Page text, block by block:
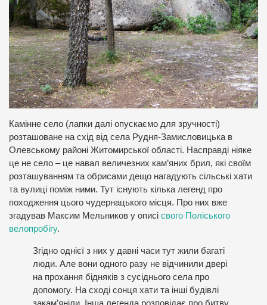
Камінне село (лапки далі опускаємо для зручності)
розташоване на схід від села Рудня-Замисловицька в
Олевському районі Житомирської області. Насправді ніяке
це не село – це навал величезних кам’яних брил, які своїм
розташуванням та обрисами дещо нагадують сільські хати
та вулиці поміж ними. Тут існують кілька легенд про
походження цього чудернацького місця. Про них вже
згадував Максим Мельников у описі свого Поліського
велопробігу.
Згідно однієї з них у давні часи тут жили багаті
люди. Але вони одного разу не відчинили двері
на прохання бідняків з сусіднього села про
допомогу. На сході сонця хати та інші будівлі
закам’яніли. Інша легенда розповідає про битву